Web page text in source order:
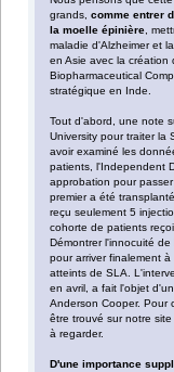
grands,comme entrer
la moelle épinière ,
maladie d'Alzheimer et
en Asie avec la création
Biopharmaceutical
stratégique en Inde.
Tout d'abord, une note
University pour traiter la
avoir examiné les
patients, l'Independent
approbation pour
premier a été
reçu seulement 5
cohorte de patients
Démontrer l'innocuité
pour arriver finalement
atteints de SLA.
en avril, a fait l'objet
Anderson Cooper. Pour
être trouvé sur notre
à regarder.
D'une importance